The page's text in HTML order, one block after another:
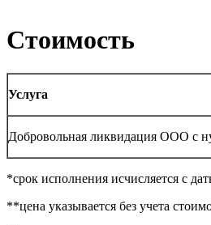
Стоимость
Услуга
Добровольная ликвидация ООО с
*срок исполнения исчисляется с
**цена указывается без учета